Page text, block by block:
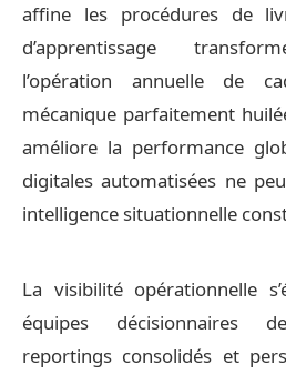
affine les procédures de
d’apprentissage
l’opération annuelle de
mécanique parfaitement
améliore la performance
digitales automatisées ne
intelligence situationnelle
La visibilité opérationnelle
équipes décisionnaires
reportings consolidés et